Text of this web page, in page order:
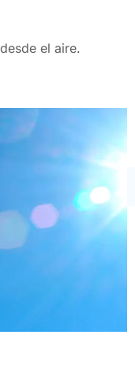
el aire.